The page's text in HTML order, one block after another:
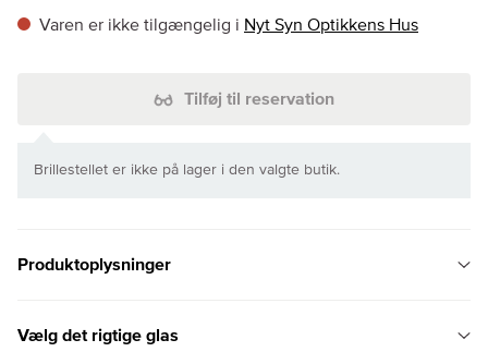
Varen er ikke tilgængelig i Nyt Syn Optikkens Hus
Tilføj til reservation
Brillestellet er ikke på lager i den valgte butik.
Produktoplysninger
Vælg det rigtige glas